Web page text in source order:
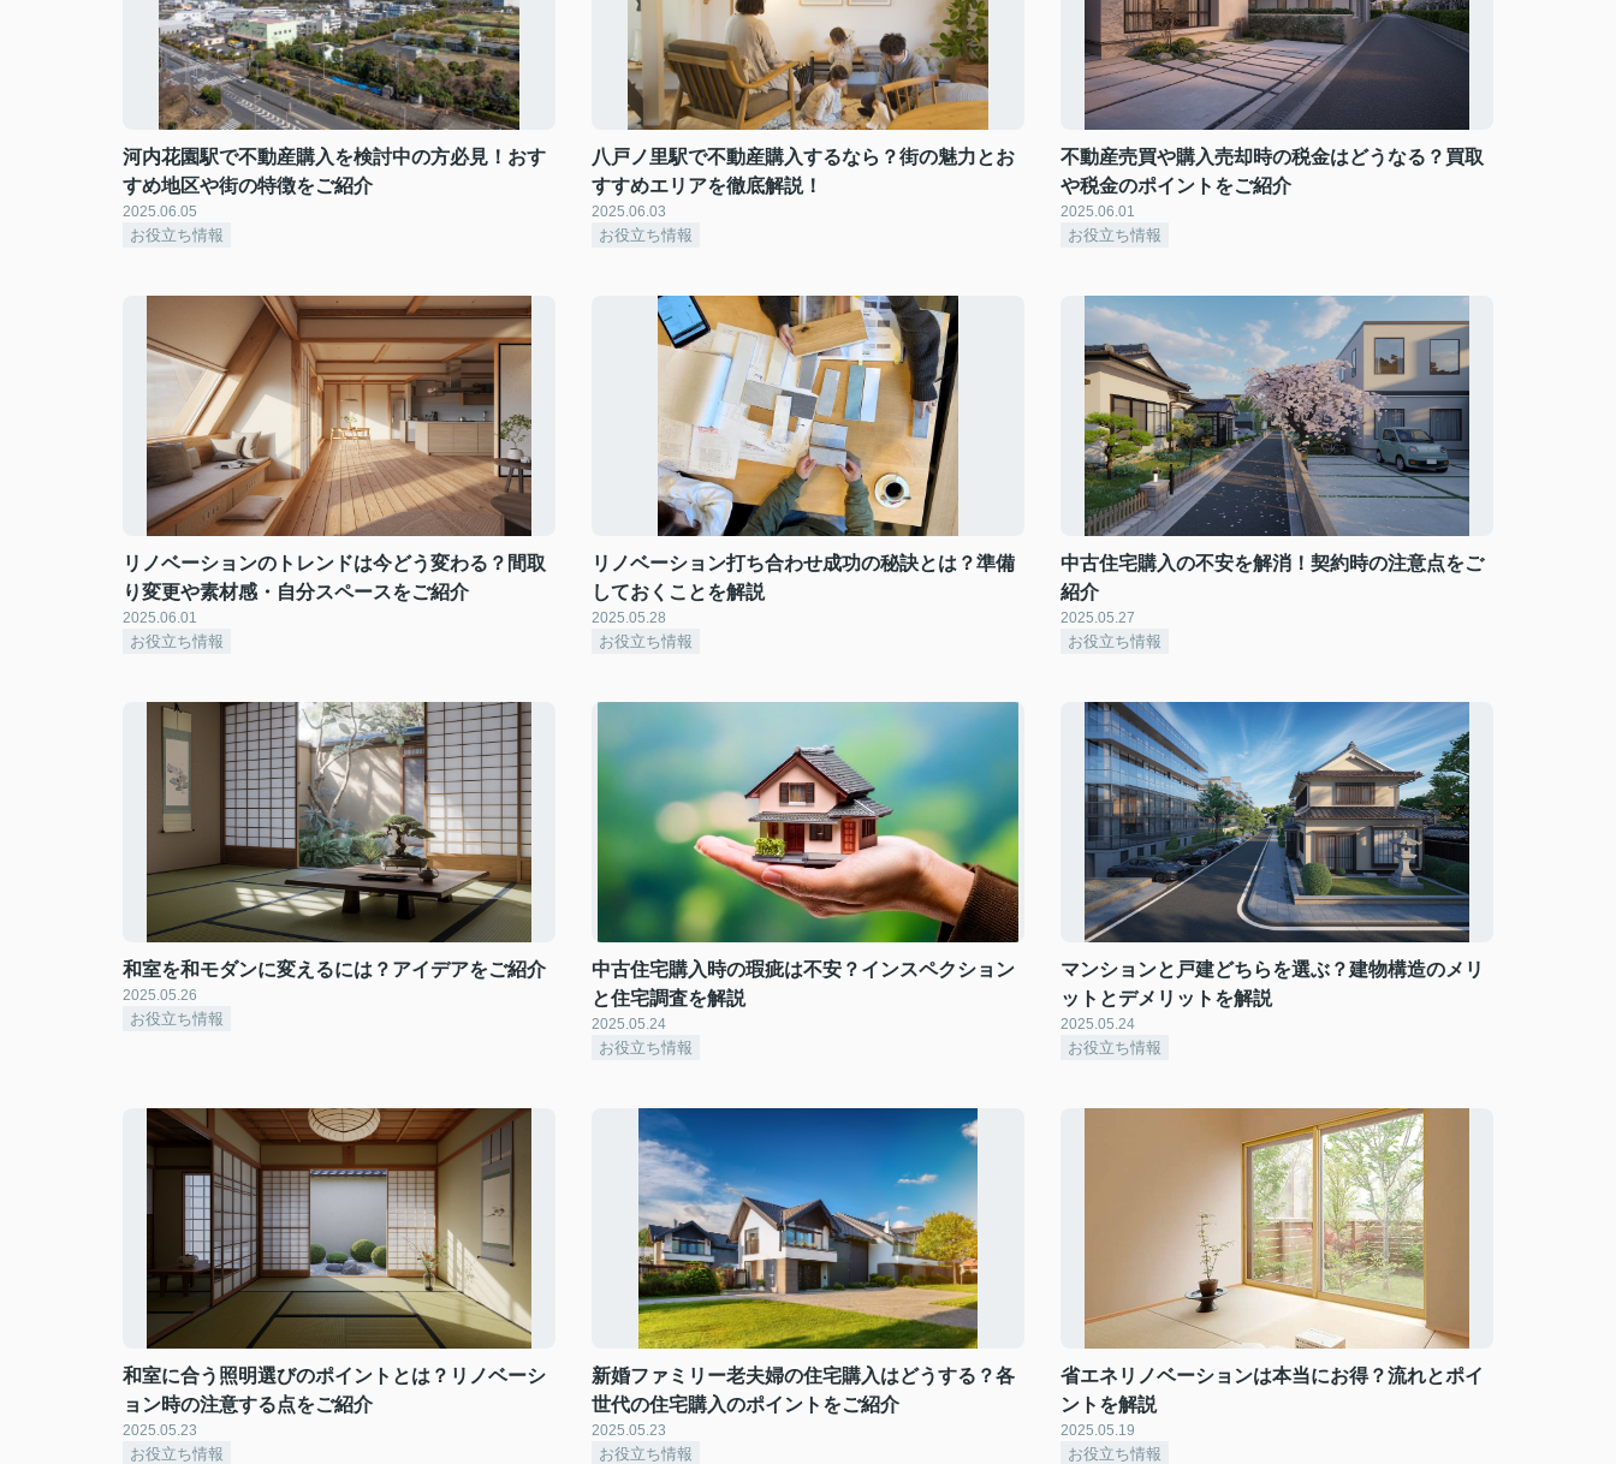
河内花園駅で不動産購入を検討中の方必見！おす
すめ地区や街の特徴をご紹介
2025.06.05
お役立ち情報
八戸ノ里駅で不動産購入するなら？街の魅力とお
すすめエリアを徹底解説！
2025.06.03
お役立ち情報
不動産売買や購入売却時の税金はどうなる？買取
や税金のポイントをご紹介
2025.06.01
お役立ち情報
リノベーションのトレンドは今どう変わる？間取
り変更や素材感・自分スペースをご紹介
2025.06.01
お役立ち情報
リノベーション打ち合わせ成功の秘訣とは？準備
しておくことを解説
2025.05.28
お役立ち情報
中古住宅購入の不安を解消！契約時の注意点をご
紹介
2025.05.27
お役立ち情報
和室を和モダンに変えるには？アイデアをご紹介
2025.05.26
お役立ち情報
中古住宅購入時の瑕疵は不安？インスペクション
と住宅調査を解説
2025.05.24
お役立ち情報
マンションと戸建どちらを選ぶ？建物構造のメリ
ットとデメリットを解説
2025.05.24
お役立ち情報
和室に合う照明選びのポイントとは？リノベーシ
ョン時の注意する点をご紹介
2025.05.23
お役立ち情報
新婚ファミリー老夫婦の住宅購入はどうする？各
世代の住宅購入のポイントをご紹介
2025.05.23
お役立ち情報
省エネリノベーションは本当にお得？流れとポイ
ントを解説
2025.05.19
お役立ち情報